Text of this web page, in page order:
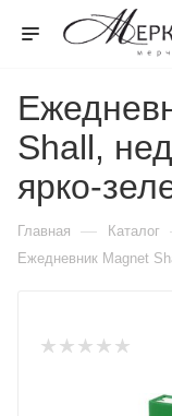
Shall,
ярко-
Главная — Каталог
Ежедневник Magnet